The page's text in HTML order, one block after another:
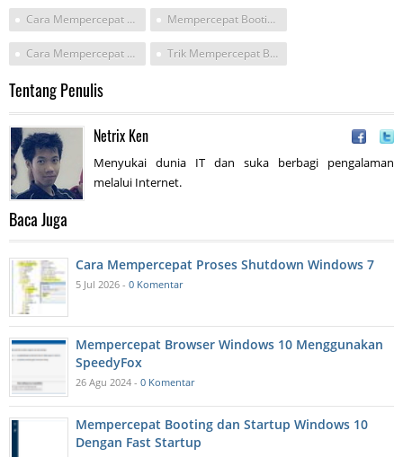
Cara Mempercepat Starting Windows7 Mempercepat Booting Win 7
Cara Mempercepat Startup Windows Trik Mempercepat Booting Windows
Tentang Penulis
Netrix Ken
Menyukai dunia IT dan suka berbagi pengalaman
melalui Internet.
Baca Juga
Cara Mempercepat Proses Shutdown Windows 7
5 Jul 2026 - 0 Komentar
Mempercepat Browser Windows 10 Menggunakan
SpeedyFox
26 Agu 2024 - 0 Komentar
Mempercepat Booting dan Startup Windows 10
Dengan Fast Startup